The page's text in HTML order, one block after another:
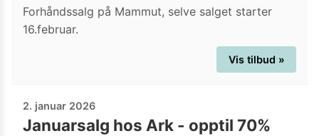
Forhåndssalg på Mammut, selve salget starter
16.februar.
Vis tilbud »
2. januar 2026
Januarsalg hos Ark - opptil 70%